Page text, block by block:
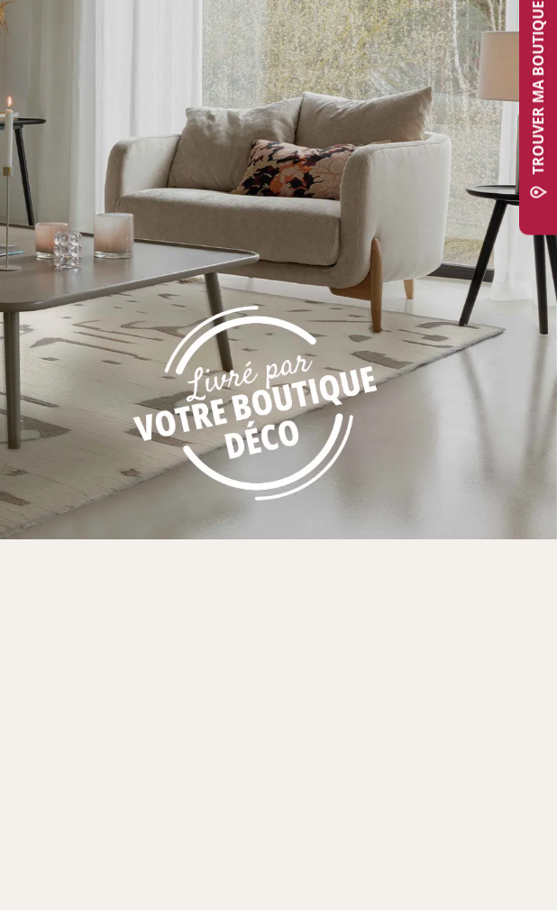
TROUVER MA BOUTIQUE